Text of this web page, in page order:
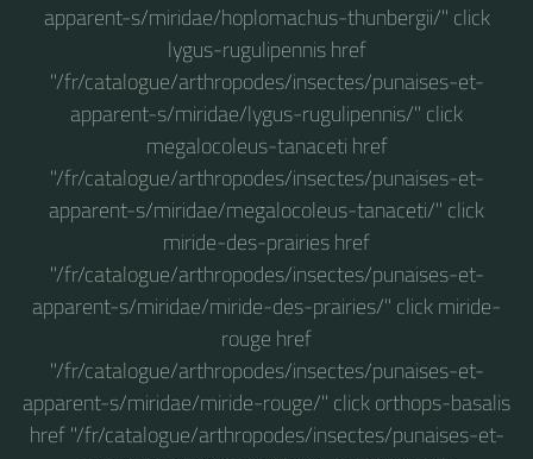
apparent-s/miridae/hoplomachus-thunbergii/" click
lygus-rugulipennis href
"/fr/catalogue/arthropodes/insectes/punaises-et-
apparent-s/miridae/lygus-rugulipennis/" click
megalocoleus-tanaceti href
"/fr/catalogue/arthropodes/insectes/punaises-et-
apparent-s/miridae/megalocoleus-tanaceti/" click
miride-des-prairies href
"/fr/catalogue/arthropodes/insectes/punaises-et-
apparent-s/miridae/miride-des-prairies/" click miride-
rouge href
"/fr/catalogue/arthropodes/insectes/punaises-et-
apparent-s/miridae/miride-rouge/" click orthops-basalis
href "/fr/catalogue/arthropodes/insectes/punaises-et-